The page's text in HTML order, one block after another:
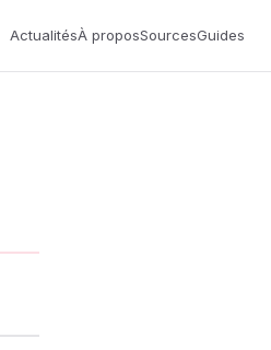
ActualitésÀ proposSourcesGuides